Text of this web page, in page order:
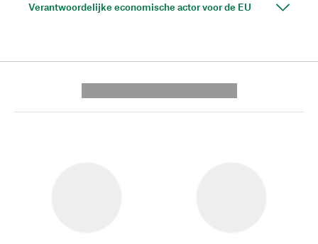
Verantwoordelijke economische actor voor de EU